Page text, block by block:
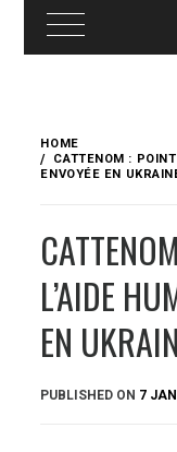
content
HOME
CATTENOM :
ENVOYÉE EN
L’AIDE
EN
PUBLISHED ON 7